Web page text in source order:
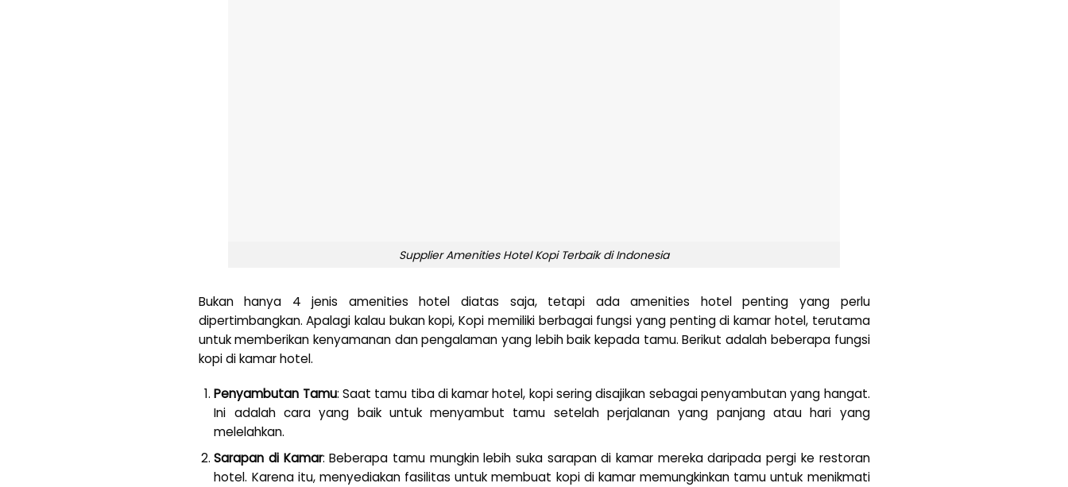
Supplier Amenities Hotel Kopi Terbaik di Indonesia
Bukan hanya 4 jenis amenities hotel diatas saja, tetapi ada amenities hotel penting yang perlu
dipertimbangkan. Apalagi kalau bukan kopi, Kopi memiliki berbagai fungsi yang penting di kamar hotel, terutama
untuk memberikan kenyamanan dan pengalaman yang lebih baik kepada tamu. Berikut adalah beberapa fungsi
kopi di kamar hotel.
Penyambutan Tamu: Saat tamu tiba di kamar hotel, kopi sering disajikan sebagai penyambutan yang hangat.
Ini adalah cara yang baik untuk menyambut tamu setelah perjalanan yang panjang atau hari yang
melelahkan.
Sarapan di Kamar: Beberapa tamu mungkin lebih suka sarapan di kamar mereka daripada pergi ke restoran
hotel. Karena itu, menyediakan fasilitas untuk membuat kopi di kamar memungkinkan tamu untuk menikmati